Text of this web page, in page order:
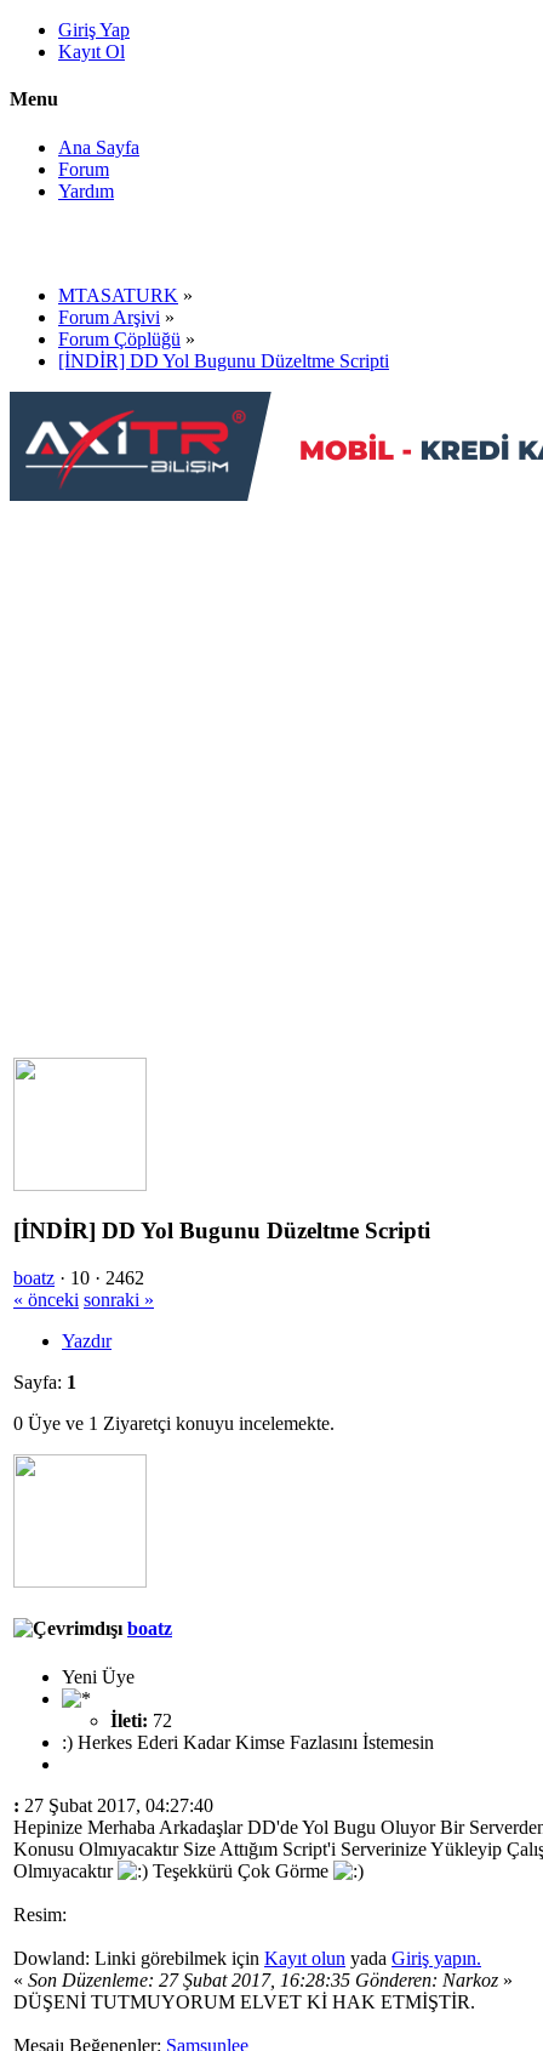
Giriş Yap
Kayıt Ol
Menu
Ana Sayfa
Forum
Yardım
MTASATURK »
Forum Arşivi »
Forum Çöplüğü »
[İNDİR] DD Yol Bugunu Düzeltme Scripti
[İNDİR] DD Yol Bugunu Düzeltme Scripti
boatz · 10 · 2462
« önceki sonraki »
Yazdır
Sayfa: 1
0 Üye ve 1 Ziyaretçi konuyu incelemekte.
boatz
Yeni Üye
İleti: 72
:) Herkes Ederi Kadar Kimse Fazlasını İstemesin
: 27 Şubat 2017, 04:27:40
Hepinize Merhaba Arkadaşlar DD'de Yol Bugu Oluyor Bir
Konusu Olmıyacaktır Size Attığım Script'i Serverinize Yükleyip
Olmıyacaktır
Teşekkürü Çok Görme
Resim:
Dowland: Linki görebilmek için Kayıt olun yada Giriş yapın.
« Son Düzenleme: 27 Şubat 2017, 16:28:35 Gönderen: Narkoz »
DÜŞENİ TUTMUYORUM ELVET Kİ HAK ETMİŞTİR.
Mesajı Beğenenler: Samsunlee